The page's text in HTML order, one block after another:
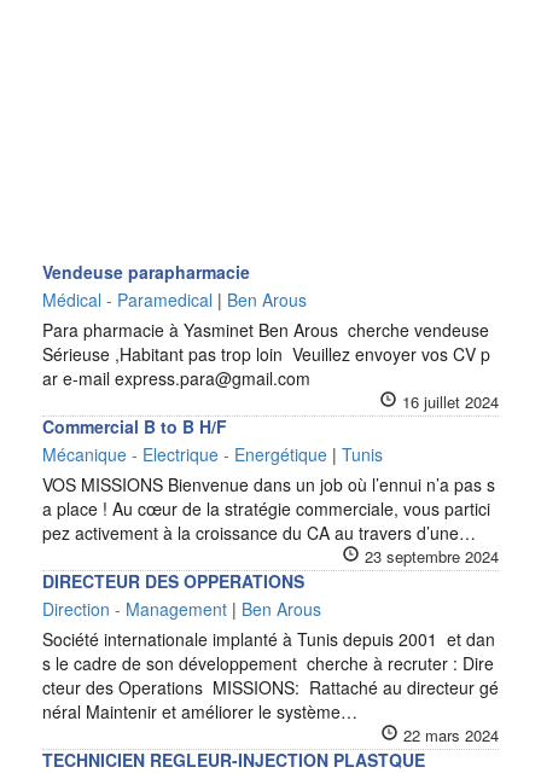
Vendeuse parapharmacie
Médical - Paramedical | Ben Arous
Para pharmacie à Yasminet Ben Arous cherche vendeuse
Sérieuse ,Habitant pas trop loin Veuillez envoyer vos CV p
ar e-mail express.para@gmail.com
16 juillet 2024
Commercial B to B H/F
Mécanique - Electrique - Energétique | Tunis
VOS MISSIONS Bienvenue dans un job où l’ennui n’a pas s
a place ! Au cœur de la stratégie commerciale, vous partici
pez activement à la croissance du CA au travers d’une…
23 septembre 2024
DIRECTEUR DES OPPERATIONS
Direction - Management | Ben Arous
Société internationale implanté à Tunis depuis 2001 et dan
s le cadre de son développement cherche à recruter : Dire
cteur des Operations MISSIONS: Rattaché au directeur gé
néral Maintenir et améliorer le système…
22 mars 2024
TECHNICIEN REGLEUR-INJECTION PLASTQUE